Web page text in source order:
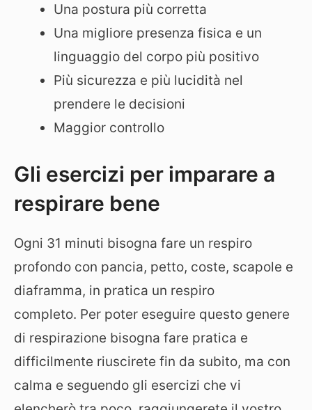
Una postura più corretta
Una migliore presenza fisica e un
linguaggio del corpo più positivo
Più sicurezza e più lucidità nel
prendere le decisioni
Maggior controllo
Gli esercizi per imparare a
respirare bene
Ogni 31 minuti bisogna fare un respiro
profondo con pancia, petto, coste, scapole e
diaframma, in pratica un respiro
completo. Per poter eseguire questo genere
di respirazione bisogna fare pratica e
difficilmente riuscirete fin da subito, ma con
calma e seguendo gli esercizi che vi